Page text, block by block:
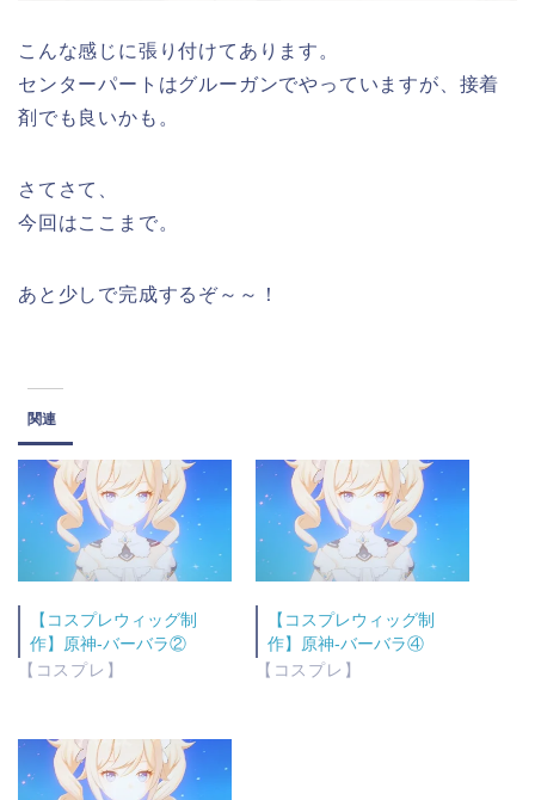
こんな感じに張り付けてあります。
センターパートはグルーガンでやっていますが、接着
剤でも良いかも。
さてさて、
今回はここまで。
あと少しで完成するぞ～～！
関連
【コスプレウィッグ制
作】原神-バーバラ②
【コスプレ】
【コスプレウィッグ制
作】原神-バーバラ④
【コスプレ】